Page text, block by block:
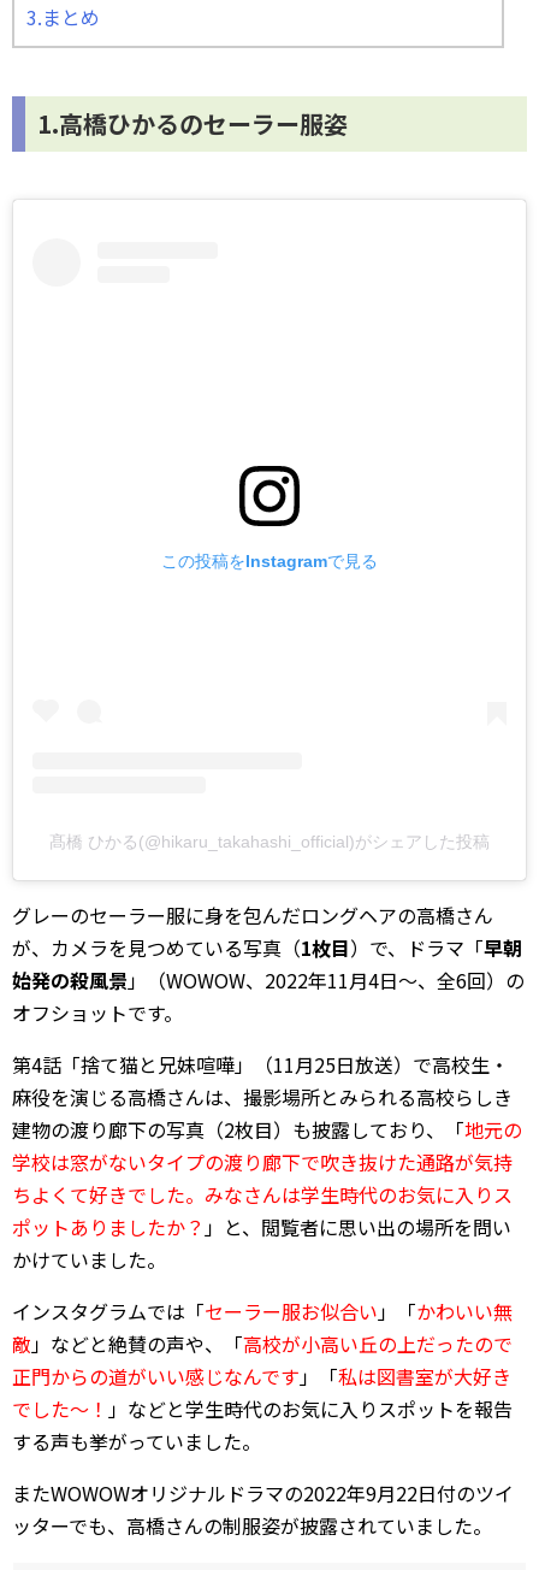
3.まとめ
1.高橋ひかるのセーラー服姿
この投稿をInstagramで見る
髙橋 ひかる(@hikaru_takahashi_official)がシェアした投稿
グレーのセーラー服に身を包んだロングヘアの高橋さん
が、カメラを見つめている写真（1枚目）で、ドラマ「早朝
始発の殺風景」（WOWOW、2022年11月4日～、全6回）の
オフショットです。
第4話「捨て猫と兄妹喧嘩」（11月25日放送）で高校生・
麻役を演じる高橋さんは、撮影場所とみられる高校らしき
建物の渡り廊下の写真（2枚目）も披露しており、「地元の
学校は窓がないタイプの渡り廊下で吹き抜けた通路が気持
ちよくて好きでした。みなさんは学生時代のお気に入りス
ポットありましたか？」と、閲覧者に思い出の場所を問い
かけていました。
インスタグラムでは「セーラー服お似合い」「かわいい無
敵」などと絶賛の声や、「高校が小高い丘の上だったので
正門からの道がいい感じなんです」「私は図書室が大好き
でした～！ 」などと学生時代のお気に入りスポットを報告
する声も挙がっていました。
またWOWOWオリジナルドラマの2022年9月22日付のツイ
ッターでも、高橋さんの制服姿が披露されていました。